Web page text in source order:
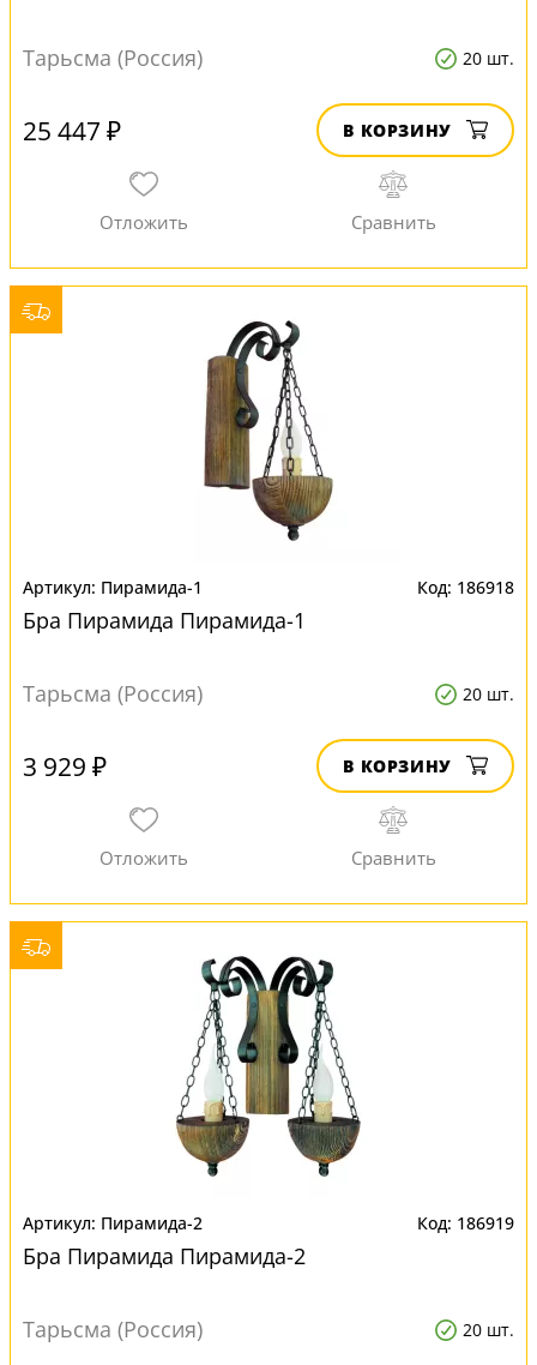
Тарьсма (Россия) 20 шт.
25 447 ₽ В КОРЗИНУ
Пирамида-1 186918
Бра Пирамида Пирамида-1
Тарьсма (Россия) 20 шт.
3 929 ₽ В КОРЗИНУ
Пирамида-2 186919
Бра Пирамида Пирамида-2
Тарьсма (Россия) 20 шт.